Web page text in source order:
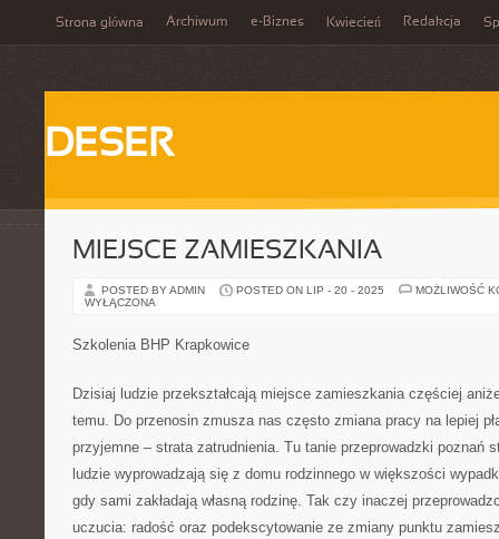
Strona główna Archiwum e-Biznes Kwiecień Redakcja
DESER
MIEJSCE ZAMIESZKANIA
POSTED BY ADMIN POSTED ON LIP - 20 - 2025
MOŻLIWOŚĆ
WYŁĄCZONA
Szkolenia BHP Krapkowice
Dzisiaj ludzie przekształcają miejsce zamieszkania częściej
temu. Do przenosin zmusza nas często zmiana pracy na lepiej
przyjemne – strata zatrudnienia. Tu tanie przeprowadzki poznań
ludzie wyprowadzają się z domu rodzinnego w większości
gdy sami zakładają własną rodzinę. Tak czy inaczej
uczucia: radość oraz podekscytowanie ze zmiany punktu